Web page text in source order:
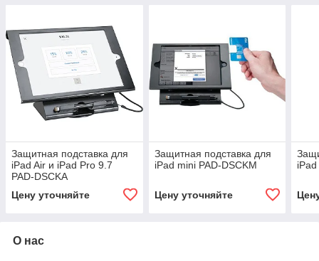
Защитная подставка для
iPad Air и iPad Pro 9.7
PAD-DSCKA
Цену уточняйте
Защитная подставка для
iPad mini PAD-DSCKM
Цену уточняйте
О нас